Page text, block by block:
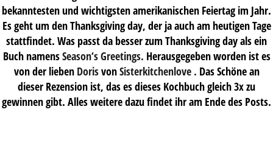
bekanntesten und wichtigsten amerikanischen Feiertag im Jahr.
Es geht um den Thanksgiving day, der ja auch am heutigen Tage
stattfindet. Was passt da besser zum Thanksgiving day als ein
Buch namensSeason‘s Greetings. Herausgegeben worden ist es
von der lieben DorisvonSisterkitchenlove . Das Schöne an
dieser Rezension ist, das es dieses Kochbuch gleich 3x zu
gewinnen gibt. Alles weitere dazu findet ihr am Ende des Posts.